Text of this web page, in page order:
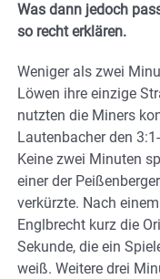
Was dann jedoch
so recht erklären.
Weniger als zwei
Löwen ihre einzige
nutzten die Miners
Lautenbacher den
Keine zwei Minuten
einer der
verkürzte. Nach
Englbrecht kurz die
Sekunde, die ein
weiß. Weitere drei